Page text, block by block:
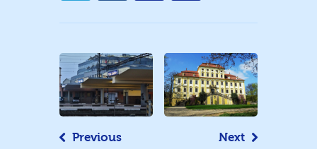
Navigace
pro
příspěvek
Previous
Next